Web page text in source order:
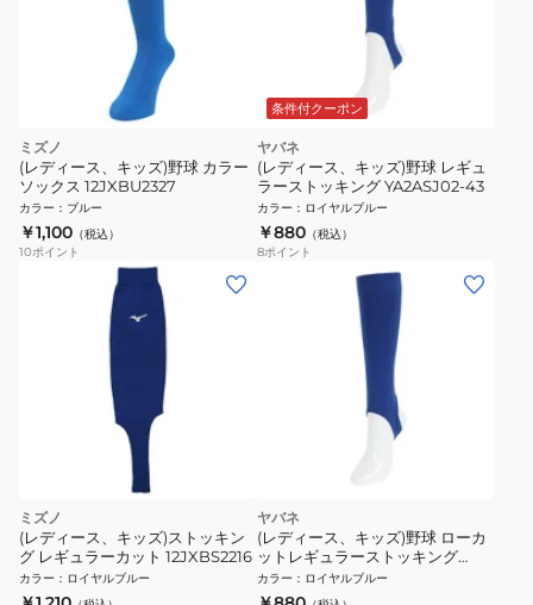
ミズノ
(レディース、キッズ)野球 カラー
ソックス 12JXBU2327
カラー ： ブルー
￥1,100 （税込）
10ポイント
条件付クーポン
ヤバネ
(レディース、キッズ)野球 レギュ
ラーストッキング YA2ASJ02-43
カラー ： ロイヤルブルー
￥880 （税込）
8ポイント
ミズノ
(レディース、キッズ)ストッキン
グ レギュラーカット 12JXBS2216
カラー ： ロイヤルブルー
ヤバネ
(レディース、キッズ)野球 ローカ
ットレギュラーストッキング
YA2ASJ03-43
カラー ： ロイヤルブルー